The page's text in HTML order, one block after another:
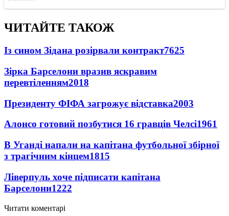
ЧИТАЙТЕ ТАКОЖ
Із сином Зідана розірвали контракт7625
Зірка Барселони вразив яскравим
перевтіленням2018
Президенту ФІФА загрожує відставка2003
Алонсо готовий позбутися 16 гравців Челсі1961
В Уганді напали на капітана футбольної збірної
з трагічним кінцем1815
Ліверпуль хоче підписати капітана
Барселони1222
Читати коментарі